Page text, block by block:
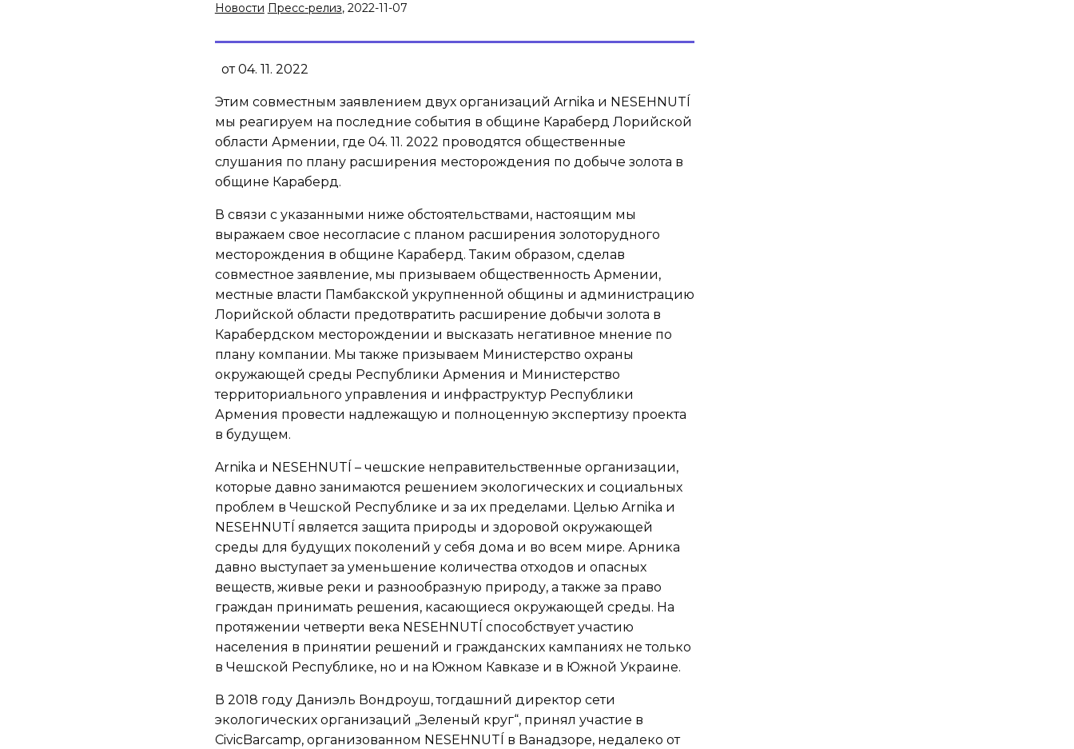
Новости Пресс-релиз, 2022-11-07
от 04. 11. 2022
Этим совместным заявлением двух организаций Arnika и NESEHNUTÍ
мы реагируем на последние события в общине Караберд Лорийской
области Армении, где 04. 11. 2022 проводятся общественные
слушания по плану расширения месторождения по добыче золота в
общине Караберд.
В связи с указанными ниже обстоятельствами, настоящим мы
выражаем свое несогласие с планом расширения золоторудного
месторождения в общине Караберд. Таким образом, сделав
совместное заявление, мы призываем общественность Армении,
местные власти Памбакской укрупненной общины и администрацию
Лорийской области предотвратить расширение добычи золота в
Карабердском месторождении и высказать негативное мнение по
плану компании. Мы также призываем Министерство охраны
окружающей среды Республики Армения и Министерство
территориального управления и инфраструктур Республики
Армения провести надлежащую и полноценную экспертизу проекта
в будущем.
Arnika и NESEHNUTÍ – чешские неправительственные организации,
которые давно занимаются решением экологических и социальных
проблем в Чешской Республике и за их пределами. Целью Arnika и
NESEHNUTÍ является защита природы и здоровой окружающей
среды для будущих поколений у себя дома и во всем мире. Арника
давно выступает за уменьшение количества отходов и опасных
веществ, живые реки и разнообразную природу, а также за право
граждан принимать решения, касающиеся окружающей среды. На
протяжении четверти века NESEHNUTÍ способствует участию
населения в принятии решений и гражданских кампаниях не только
в Чешской Республике, но и на Южном Кавказе и в Южной Украине.
В 2018 году Даниэль Вондроуш, тогдашний директор сети
экологических организаций „Зеленый круг“, принял участие в
CivicBarcamp, организованном NESEHNUTÍ в Ванадзоре, недалеко от